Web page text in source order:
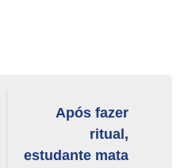
Após fazer
ritual,
estudante mata